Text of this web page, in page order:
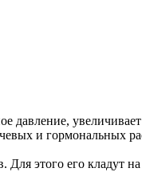
давление,
и гормональных
этого его кладут